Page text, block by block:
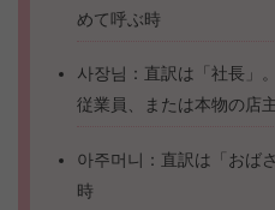
めて呼ぶ時
사장님：直訳は「社長」
従業員、または本物の店
아주머니：直訳は「おば
時